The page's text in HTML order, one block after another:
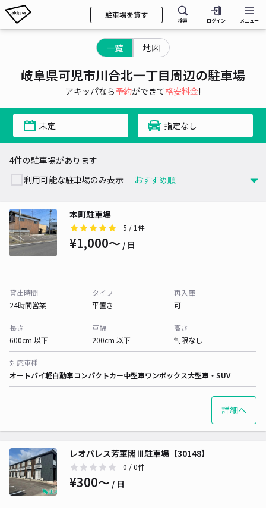
駐車場を貸す
検索 ログイン メニュー
一覧 地図
岐阜県可児市川合北一丁目周辺の駐車場
アキッパなら予約ができて格安料金!
未定 指定なし
4件の駐車場があります
利用可能な駐車場のみ表示
本町駐車場
5 / 1件
¥1,000〜 / 日
貸出時間
24時間営業
タイプ
平置き
再入庫
可
長さ
600cm 以下
車幅
200cm 以下
高さ
制限なし
対応車種
オートバイ軽自動車コンパクトカー中型車ワンボックス大型車・SUV
詳細へ
レオパレス芳菫閣Ⅲ駐車場【30148】
0 / 0件
¥300〜 / 日